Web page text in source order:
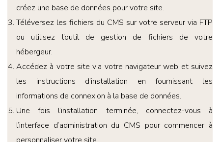
créez une base de données pour votre site.
Téléversez les fichiers du CMS sur votre serveur via FTP
ou utilisez l’outil de gestion de fichiers de votre
hébergeur.
Accédez à votre site via votre navigateur web et suivez
les instructions d’installation en fournissant les
informations de connexion à la base de données.
Une fois l’installation terminée, connectez-vous à
l’interface d’administration du CMS pour commencer à